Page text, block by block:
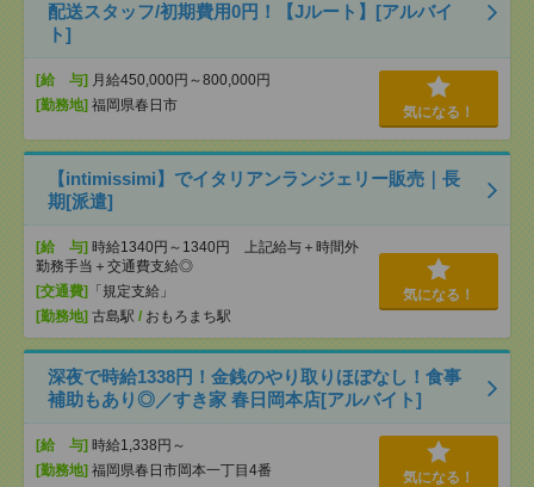
配送スタッフ/初期費用0円！【Jルート】[アルバイ
ト]
[給 与] 月給450,000円～800,000円
[勤務地] 福岡県春日市 気になる！
【intimissimi】でイタリアンランジェリー販売｜長
期[派遣]
[給 与] 時給1340円～1340円 上記給与＋時間外
勤務手当＋交通費支給◎
[交通費]
「規定支給」
[勤務地] 古島駅 / おもろまち駅
気になる！
深夜で時給1338円！金銭のやり取りほぼなし！食事
補助もあり◎／すき家 春日岡本店[アルバイト]
[給 与] 時給1,338円～
[勤務地] 福岡県春日市岡本一丁目4番 気になる！